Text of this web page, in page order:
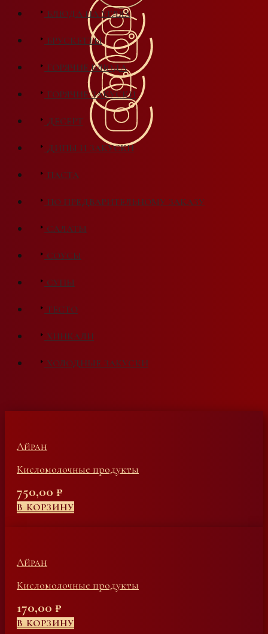
БЛЮДА НА УГЛЯХ
БРУСКЕТТЫ
ГОРЯЧИЕ БЛЮДА
ГОРЯЧИЕ ЗАКУСКИ
ДЕСЕРТ
ДИПЫ И ЗАКУСКИ
ПАСТА
ПО ПРЕДВАРИТЕЛЬНОМУ ЗАКАЗУ
САЛАТЫ
СОУСЫ
СУПЫ
ТЕСТО
ХИНКАЛИ
ХОЛОДНЫЕ ЗАКУСКИ
Айран
Кисломолочные продукты
750,00 ₽
В КОРЗИНУ
Айран
Кисломолочные продукты
170,00 ₽
В КОРЗИНУ